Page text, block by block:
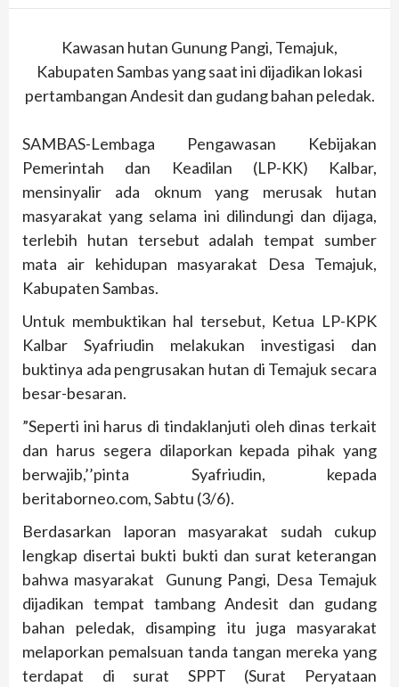
Kawasan hutan Gunung Pangi, Temajuk,
Kabupaten Sambas yang saat ini dijadikan lokasi
pertambangan Andesit dan gudang bahan peledak.
SAMBAS-Lembaga Pengawasan Kebijakan
Pemerintah dan Keadilan (LP-KK) Kalbar,
mensinyalir ada oknum yang merusak hutan
masyarakat yang selama ini dilindungi dan dijaga,
terlebih hutan tersebut adalah tempat sumber
mata air kehidupan masyarakat Desa Temajuk,
Kabupaten Sambas.
Untuk membuktikan hal tersebut, Ketua LP-KPK
Kalbar Syafriudin melakukan investigasi dan
buktinya ada pengrusakan hutan di Temajuk secara
besar-besaran.
”Seperti ini harus di tindaklanjuti oleh dinas terkait
dan harus segera dilaporkan kepada pihak yang
berwajib,’’pinta Syafriudin, kepada
beritaborneo.com, Sabtu (3/6).
Berdasarkan laporan masyarakat sudah cukup
lengkap disertai bukti bukti dan surat keterangan
bahwa masyarakat Gunung Pangi, Desa Temajuk
dijadikan tempat tambang Andesit dan gudang
bahan peledak, disamping itu juga masyarakat
melaporkan pemalsuan tanda tangan mereka yang
terdapat di surat SPPT (Surat Peryataan